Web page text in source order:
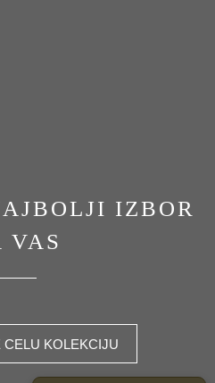
IZBOR
VAS
KOLEKCIJU